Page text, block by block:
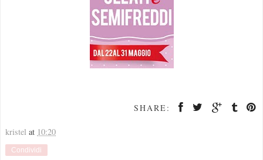
SHARE:
kristel at 10:20
Condividi